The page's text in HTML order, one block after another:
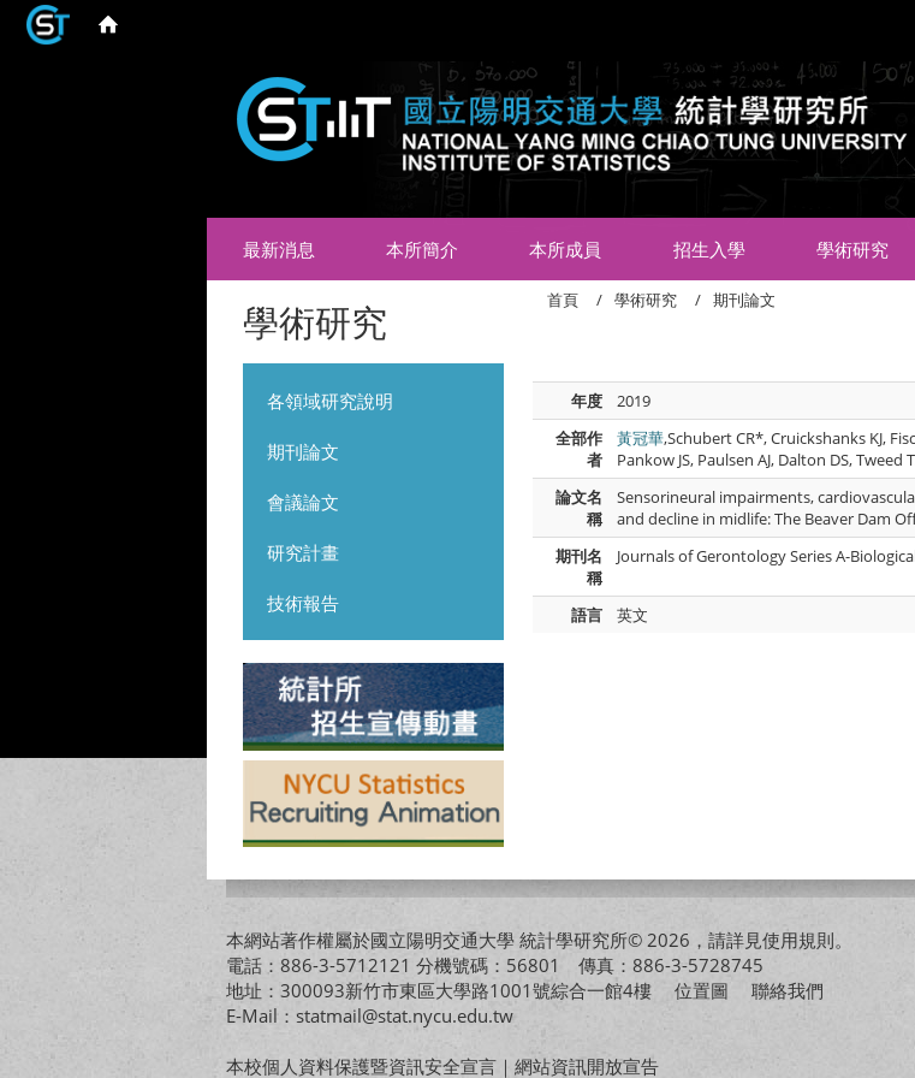
最新消息 本所簡介 本所成員 招生入學 學術研究
學術研究
各領域研究說明
期刊論文
會議論文
研究計畫
技術報告
首頁 學術研究 期刊論文
年度
2019
全部作
者
黃冠華,Schubert CR*, Cruickshanks KJ,
Pankow JS, Paulsen AJ, Dalton DS, Tweed
論文名
稱
Sensorineural impairments,
and decline in midlife: The Beaver Dam
期刊名
稱
Journals of Gerontology Series A-
語言 英文
本網站著作權屬於國立陽明交通大學 統計學研究所© 2026，請詳見使用規則。
電話：886-3-5712121 分機號碼：56801 傳真：886-3-5728745
地址：300093新竹市東區大學路1001號綜合一館4樓 位置圖
聯絡我們
E-Mail：statmail@stat.nycu.edu.tw
本校個人資料保護暨資訊安全宣言 ｜ 網站資訊開放宣告